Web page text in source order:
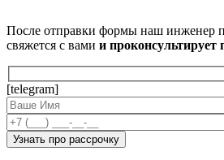
После отправки формы наш инженер
свяжется с вами и проконсультирует
[telegram]